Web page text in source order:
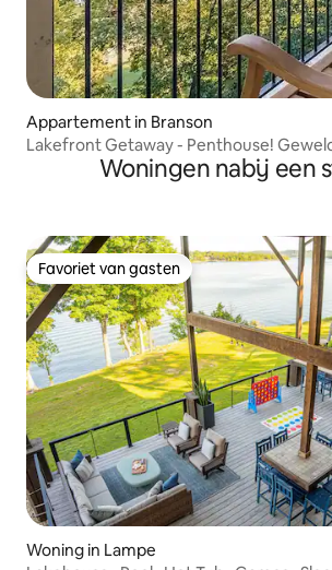
Appartement in Branson
Lakefront Getaway - Penthouse!
Woningen nabij een
Favoriet van gasten
Favoriet van gasten
Woning in Lampe